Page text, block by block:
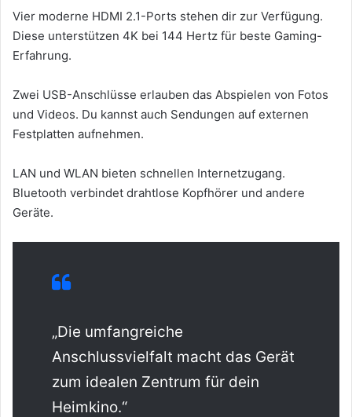
Vier moderne HDMI 2.1-Ports stehen dir zur Verfügung.
Diese unterstützen 4K bei 144 Hertz für beste Gaming-
Erfahrung.
Zwei USB-Anschlüsse erlauben das Abspielen von Fotos
und Videos. Du kannst auch Sendungen auf externen
Festplatten aufnehmen.
LAN und WLAN bieten schnellen Internetzugang.
Bluetooth verbindet drahtlose Kopfhörer und andere
Geräte.
„Die umfangreiche
Anschlussvielfalt macht das Gerät
zum idealen Zentrum für dein
Heimkino.“